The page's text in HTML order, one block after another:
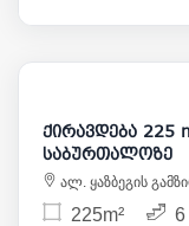
ქირავდება 225
საბურთალოზე
ალ. ყაზბეგის
225m² 6